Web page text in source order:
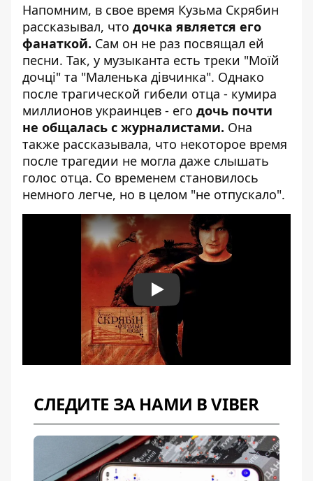
Напомним, в свое время Кузьма Скрябин
рассказывал, что дочка является его
фанаткой. Сам он не раз посвящал ей
песни. Так, у музыканта есть треки "Моїй
дочці" та "Маленька дівчинка". Однако
после трагической гибели отца - кумира
миллионов украинцев - его дочь почти
не общалась с журналистами. Она
также рассказывала, что некоторое время
после трагедии не могла даже слышать
голос отца. Со временем становилось
немного легче, но в целом "не отпускало".
Play
СЛЕДИТЕ ЗА НАМИ В VIBER